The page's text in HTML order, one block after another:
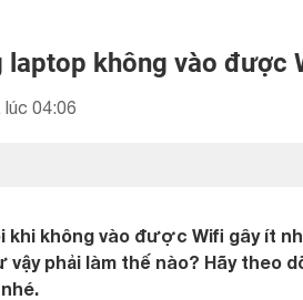
không vào được
04:06
không vào được Wifi gây ít
phải làm thế nào? Hãy theo